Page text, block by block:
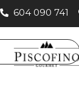
604 090 741